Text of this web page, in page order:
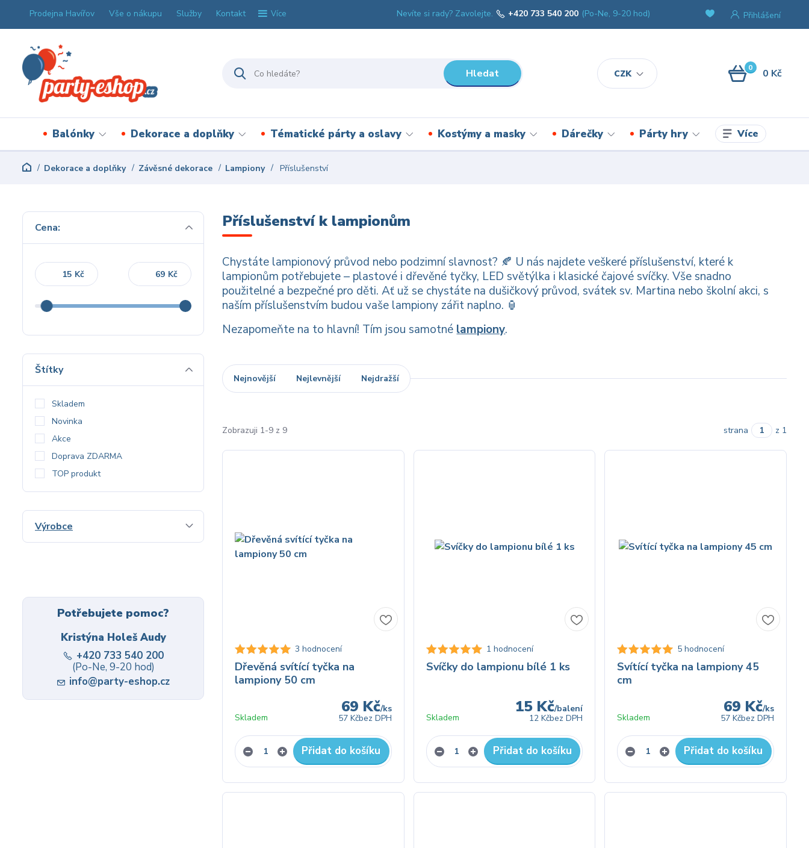
Prodejna Havířov Vše o nákupu Služby Kontakt Více
CZK
Přihlášení
Hledat
Nevíte si rady? Zavolejte. +420 733 540 200 (Po-Ne, 9-20 hod)
0 0 Kč
Balónky Dekorace a doplňky Tématické párty a oslavy Kostýmy a masky Dárečky Párty hry Více
Dekorace a doplňky Závěsné dekorace Lampiony Příslušenství
Příslušenství k lampionům
Chystáte lampionový průvod nebo podzimní slavnost? 🍂 U nás najdete veškeré příslušenství, které k
lampionům potřebujete – plastové i dřevěné tyčky, LED světýlka i klasické čajové svíčky. Vše snadno
použitelné a bezpečné pro děti. Ať už se chystáte na dušičkový průvod, svátek sv. Martina nebo školní akci, s
naším příslušenstvím budou vaše lampiony zářit naplno. 🏮
Nezapomeňte na to hlavní! Tím jsou samotné lampiony.
Nejnovější Nejlevnější Nejdražší
Zobrazuji 1-9 z 9 strana z 1
3 hodnocení
Dřevěná svítící tyčka na
lampiony 50 cm
69 Kč/ks
57 Kčbez DPH
Skladem
Přidat do košíku
1 hodnocení
Svíčky do lampionu bílé 1 ks
15 Kč/balení
12 Kčbez DPH
Skladem
Přidat do košíku
5 hodnocení
Svítící tyčka na lampiony 45
cm
69 Kč/ks
57 Kčbez DPH
Skladem
Přidat do košíku
Cena:
Kč Kč
Štítky
Skladem
Novinka
Akce
Doprava ZDARMA
TOP produkt
Výrobce
Potřebujete pomoc?
Kristýna Holeš Audy
+420 733 540 200
(Po-Ne, 9-20 hod)
info@party-eshop.cz